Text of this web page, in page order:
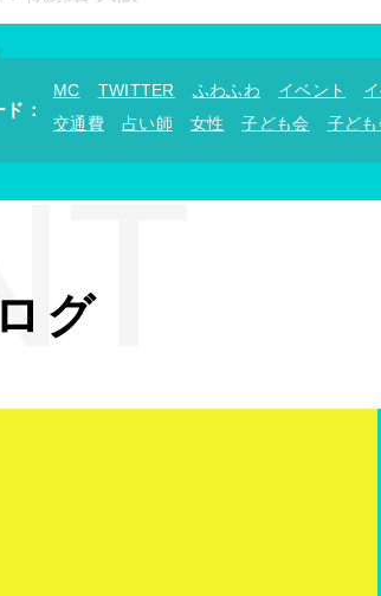
ド ：
MC TWITTER ふわふわ イベント
交通費
占い師 女性 子ども会 子ども
グ